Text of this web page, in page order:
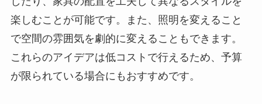
楽しむことが可能です。また、照明を変えること
で空間の雰囲気を劇的に変えることもできます。
これらのアイデアは低コストで行えるため、予算
が限られている場合にもおすすめです。